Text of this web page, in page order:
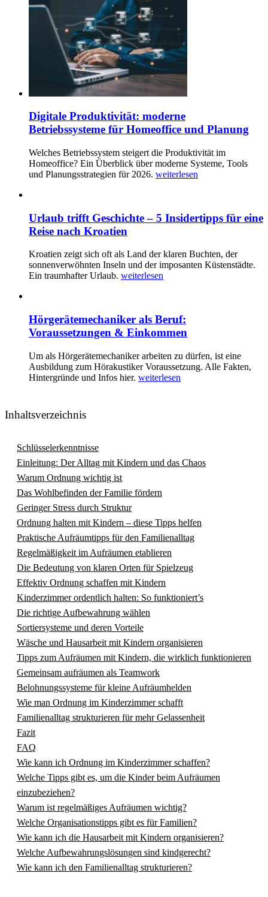
Digitale Produktivität: moderne
Betriebssysteme für Homeoffice und Planung
Welches Betriebssystem steigert die Produktivität im
Homeoffice? Ein Überblick über moderne Systeme, Tools
und Planungsstrategien für 2026. weiterlesen
Urlaub trifft Geschichte – 5 Insidertipps für eine
Reise nach Kroatien
Kroatien zeigt sich oft als Land der klaren Buchten, der
sonnenverwöhnten Inseln und der imposanten Küstenstädte.
Ein traumhafter Urlaub. weiterlesen
Hörgerätemechaniker als Beruf:
Voraussetzungen & Einkommen
Um als Hörgerätemechaniker arbeiten zu dürfen, ist eine
Ausbildung zum Hörakustiker Voraussetzung. Alle Fakten,
Hintergründe und Infos hier. weiterlesen
Inhaltsverzeichnis
Schlüsselerkenntnisse
Einleitung: Der Alltag mit Kindern und das Chaos
Warum Ordnung wichtig ist
Das Wohlbefinden der Familie fördern
Geringer Stress durch Struktur
Ordnung halten mit Kindern – diese Tipps helfen
Praktische Aufräumtipps für den Familienalltag
Regelmäßigkeit im Aufräumen etablieren
Die Bedeutung von klaren Orten für Spielzeug
Effektiv Ordnung schaffen mit Kindern
Kinderzimmer ordentlich halten: So funktioniert’s
Die richtige Aufbewahrung wählen
Sortiersysteme und deren Vorteile
Wäsche und Hausarbeit mit Kindern organisieren
Tipps zum Aufräumen mit Kindern, die wirklich funktionieren
Gemeinsam aufräumen als Teamwork
Belohnungssysteme für kleine Aufräumhelden
Wie man Ordnung im Kinderzimmer schafft
Familienalltag strukturieren für mehr Gelassenheit
Fazit
FAQ
Wie kann ich Ordnung im Kinderzimmer schaffen?
Welche Tipps gibt es, um die Kinder beim Aufräumen
einzubeziehen?
Warum ist regelmäßiges Aufräumen wichtig?
Welche Organisationstipps gibt es für Familien?
Wie kann ich die Hausarbeit mit Kindern organisieren?
Welche Aufbewahrungslösungen sind kindgerecht?
Wie kann ich den Familienalltag strukturieren?